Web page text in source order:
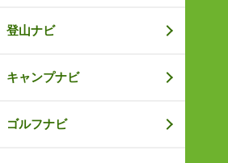
登山ナビ
キャンプナビ
ゴルフナビ